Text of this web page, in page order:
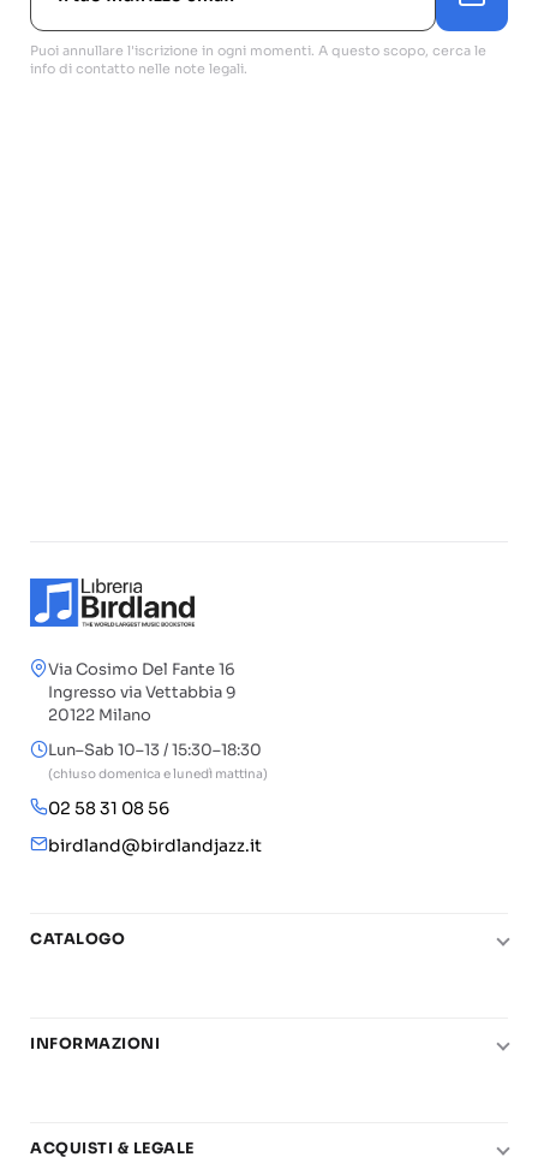
Puoi annullare l'iscrizione in ogni momenti. A questo scopo, cerca le
info di contatto nelle note legali.
Via Cosimo Del Fante 16
Ingresso via Vettabbia 9
20122 Milano
Lun–Sab 10–13 / 15:30–18:30
(chiuso domenica e lunedì mattina)
02 58 31 08 56
birdland@birdlandjazz.it
CATALOGO
Chitarra
Basi play-along
INFORMAZIONI
Carta del Docente
ACQUISTI & LEGALE